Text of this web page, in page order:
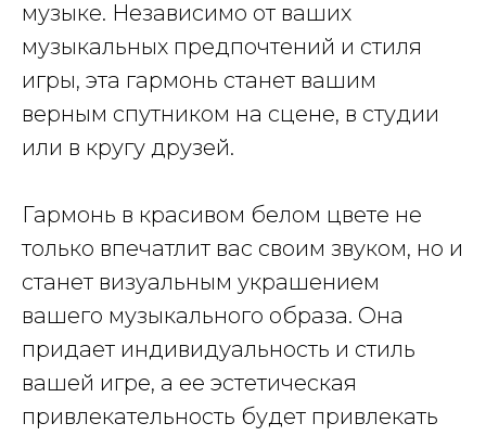
музыке. Независимо от ваших
музыкальных предпочтений и стиля
игры, эта гармонь станет вашим
верным спутником на сцене, в студии
или в кругу друзей.
Гармонь в красивом белом цвете не
только впечатлит вас своим звуком, но и
станет визуальным украшением
вашего музыкального образа. Она
придает индивидуальность и стиль
вашей игре, а ее эстетическая
привлекательность будет привлекать